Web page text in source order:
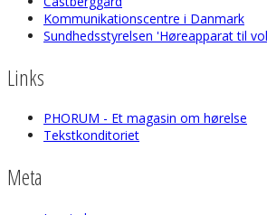
Kommunikationscentre i Danmark
Sundhedsstyrelsen 'Høreapparat til
Links
PHORUM - Et magasin om hørelse
Tekstkonditoriet
Meta